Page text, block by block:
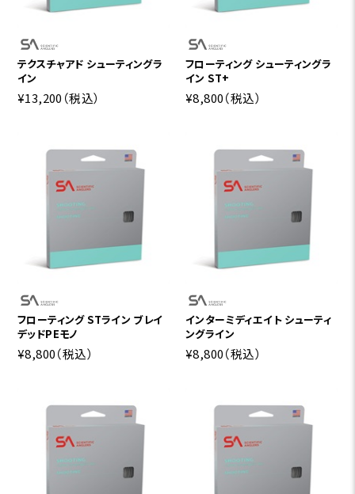
テクスチャアド シューティングラ
イン
¥13,200 （税込）
フローティング シューティングラ
イン ST+
¥8,800（税込）
フローティング STライン ブレイ
デッドPEモノ
¥8,800（税込）
インターミディエイト シューティ
ングライン
¥8,800（税込）